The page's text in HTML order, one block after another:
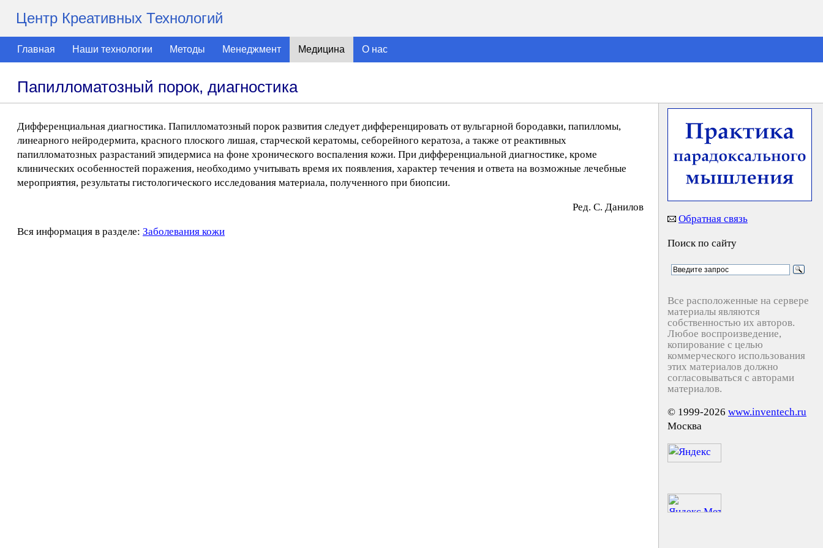
Центр Креативных Технологий
Главная Наши технологии Методы Менеджмент Медицина О нас
Папилломатозный порок, диагностика
Дифференциальная диагностика. Папилломатозный порок развития следует дифференцировать от вульгарной бородавки, папилломы,
линеарного нейродермита, красного плоского лишая, старческой кератомы, себорейного кератоза, а также от реактивных
папилломатозных разрастаний эпидермиса на фоне хронического воспаления кожи. При дифференциальной диагностике, кроме
клинических особенностей поражения, необходимо учитывать время их появления, характер течения и ответа на возможные лечебные
мероприятия, результаты гистологического исследования материала, полученного при биопсии.
Ред. C. Дaнилoв
Вся информация в разделе: Заболевания кожи
Обратная связь
Поиск по сайту
Все расположенные на сервере
материалы являются
собственностью их авторов.
Любое воспроизведение,
копирование с целью
коммерческого использования
этих материалов должно
согласовываться с авторами
материалов.
© 1999-2026 www.inventech.ru
Москва